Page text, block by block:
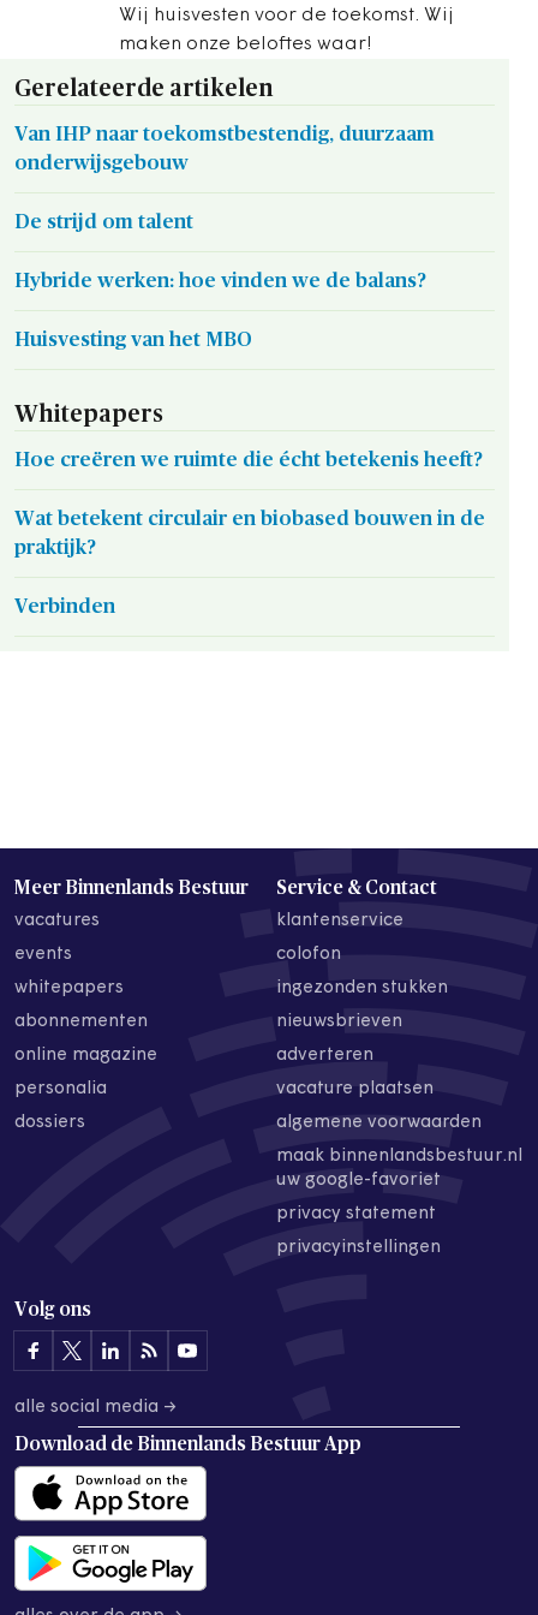
Wij huisvesten voor de toekomst. Wij
maken onze beloftes waar!
Gerelateerde artikelen
Van IHP naar toekomstbestendig, duurzaam
onderwijsgebouw
De strijd om talent
Hybride werken: hoe vinden we de balans?
Huisvesting van het MBO
Whitepapers
Hoe creëren we ruimte die écht betekenis heeft?
Wat betekent circulair en biobased bouwen in de
praktijk?
Verbinden
Meer Binnenlands Bestuur
vacatures
events
whitepapers
abonnementen
online magazine
personalia
dossiers
Service & Contact
klantenservice
colofon
ingezonden stukken
nieuwsbrieven
adverteren
vacature plaatsen
algemene voorwaarden
maak binnenlandsbestuur.nl
uw google-favoriet
privacy statement
privacyinstellingen
Volg ons
alle social media →
Download de Binnenlands Bestuur App